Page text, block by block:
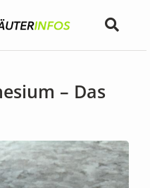
– Das